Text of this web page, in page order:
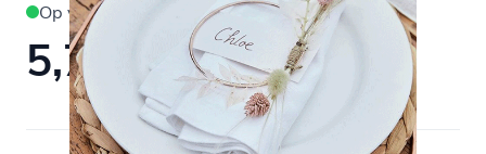
Op voorraad
5,79 Verpakt per 4 stuks